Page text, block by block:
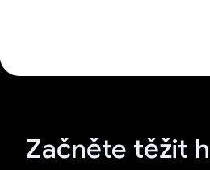
Začněte těžit